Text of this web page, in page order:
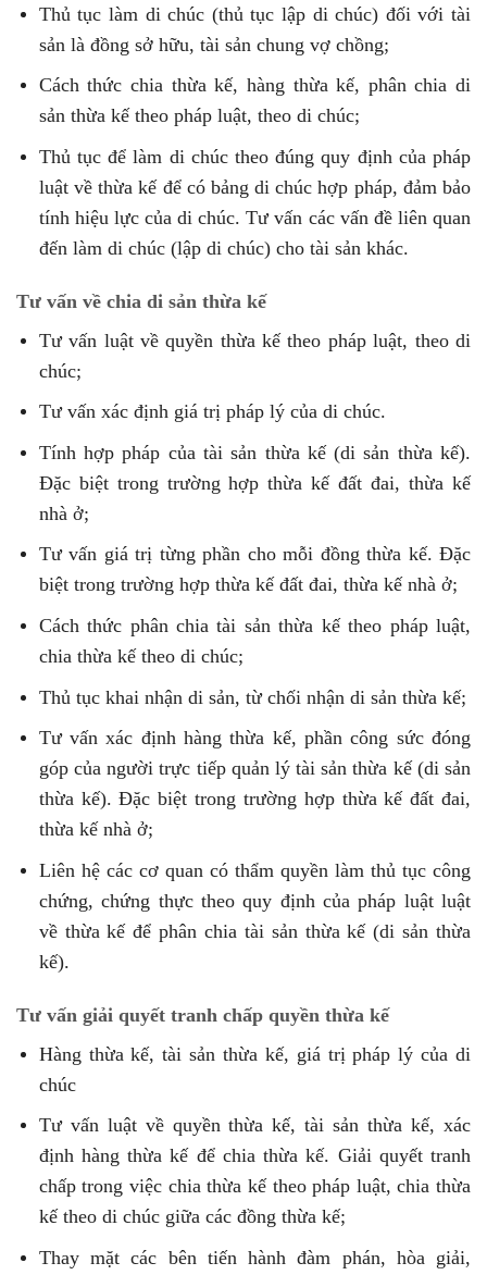
Thủ tục làm di chúc (thủ tục lập di chúc) đối với tài
sản là đồng sở hữu, tài sản chung vợ chồng;
Cách thức chia thừa kế, hàng thừa kế, phân chia di
sản thừa kế theo pháp luật, theo di chúc;
Thủ tục để làm di chúc theo đúng quy định của pháp
luật về thừa kế để có bảng di chúc hợp pháp, đảm bảo
tính hiệu lực của di chúc. Tư vấn các vấn đề liên quan
đến làm di chúc (lập di chúc) cho tài sản khác.
Tư vấn về chia di sản thừa kế
Tư vấn luật về quyền thừa kế theo pháp luật, theo di
chúc;
Tư vấn xác định giá trị pháp lý của di chúc.
Tính hợp pháp của tài sản thừa kế (di sản thừa kế).
Đặc biệt trong trường hợp thừa kế đất đai, thừa kế
nhà ở;
Tư vấn giá trị từng phần cho mỗi đồng thừa kế. Đặc
biệt trong trường hợp thừa kế đất đai, thừa kế nhà ở;
Cách thức phân chia tài sản thừa kế theo pháp luật,
chia thừa kế theo di chúc;
Thủ tục khai nhận di sản, từ chối nhận di sản thừa kế;
Tư vấn xác định hàng thừa kế, phần công sức đóng
góp của người trực tiếp quản lý tài sản thừa kế (di sản
thừa kế). Đặc biệt trong trường hợp thừa kế đất đai,
thừa kế nhà ở;
Liên hệ các cơ quan có thẩm quyền làm thủ tục công
chứng, chứng thực theo quy định của pháp luật luật
về thừa kế để phân chia tài sản thừa kế (di sản thừa
kế).
Tư vấn giải quyết tranh chấp quyền thừa kế
Hàng thừa kế, tài sản thừa kế, giá trị pháp lý của di
chúc
Tư vấn luật về quyền thừa kế, tài sản thừa kế, xác
định hàng thừa kế để chia thừa kế. Giải quyết tranh
chấp trong việc chia thừa kế theo pháp luật, chia thừa
kế theo di chúc giữa các đồng thừa kế;
Thay mặt các bên tiến hành đàm phán, hòa giải,